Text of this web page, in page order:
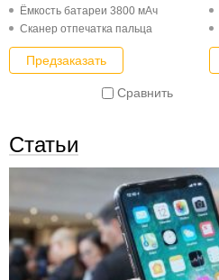
Ёмкость батареи 3800 мАч
Cканер отпечатка пальца
Предзаказать
Сравнить
Статьи